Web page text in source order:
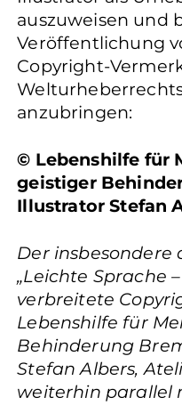
auszuweisen und
Veröffentlichung
Copyright-
anzubringen:
© Lebenshilfe für
geistiger
Illustrator Stefan
Der insbesondere
„Leichte Sprache
verbreitete
Lebenshilfe für
Behinderung
Stefan Albers,
weiterhin parallel